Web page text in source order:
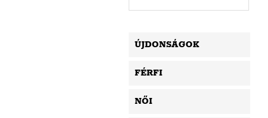
ÚJDONSÁGOK
FÉRFI
NŐI